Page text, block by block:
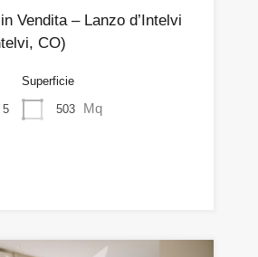
Vendita – Lanzo d’Intelvi
CO)
5
Superficie
503 Mq